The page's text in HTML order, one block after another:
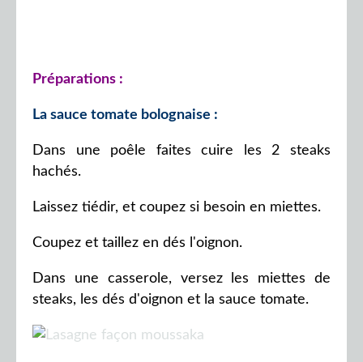
Préparations :
La sauce tomate bolognaise :
Dans une poêle faites cuire les 2 steaks
hachés.
Laissez tiédir, et coupez si besoin en miettes.
Coupez et taillez en dés l'oignon.
Dans une casserole, versez les miettes de
steaks, les dés d'oignon et la sauce tomate.